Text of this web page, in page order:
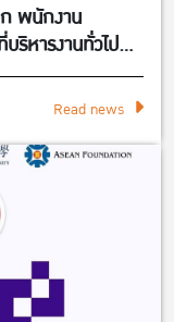
พนักงาน
ริหารงานทั่วไป
าติ คณะ
Read news